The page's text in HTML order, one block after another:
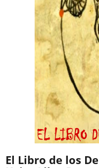
El Libro de los